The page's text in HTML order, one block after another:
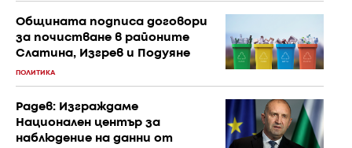
Общината подписа договори
за почистване в районите
Слатина, Изгрев и Подуяне
ПОЛИТИКА
Радев: Изграждаме
Национален център за
наблюдение на данни от